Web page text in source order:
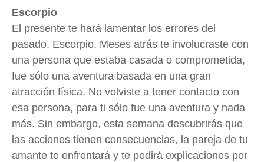
Escorpio
El presente te hará lamentar los errores del
pasado, Escorpio. Meses atrás te involucraste con
una persona que estaba casada o comprometida,
fue sólo una aventura basada en una gran
atracción física. No volviste a tener contacto con
esa persona, para ti sólo fue una aventura y nada
más. Sin embargo, esta semana descubrirás que
las acciones tienen consecuencias, la pareja de tu
amante te enfrentará y te pedirá explicaciones por